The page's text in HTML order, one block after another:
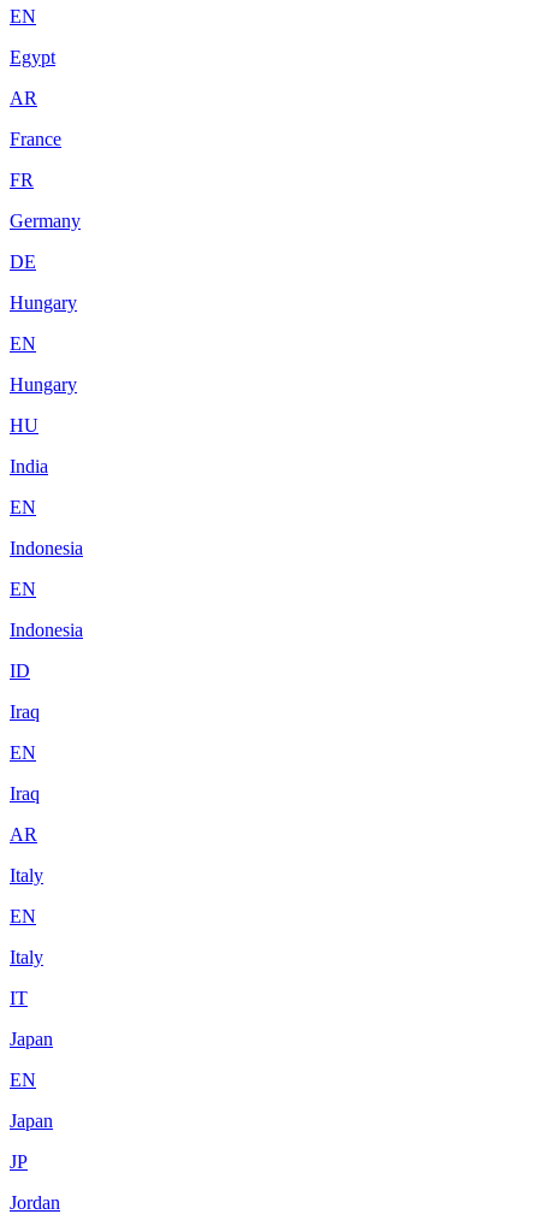
EN
Egypt
AR
France
FR
Germany
DE
Hungary
EN
Hungary
HU
India
EN
Indonesia
EN
Indonesia
ID
Iraq
EN
Iraq
AR
Italy
EN
Italy
IT
Japan
EN
Japan
JP
Jordan